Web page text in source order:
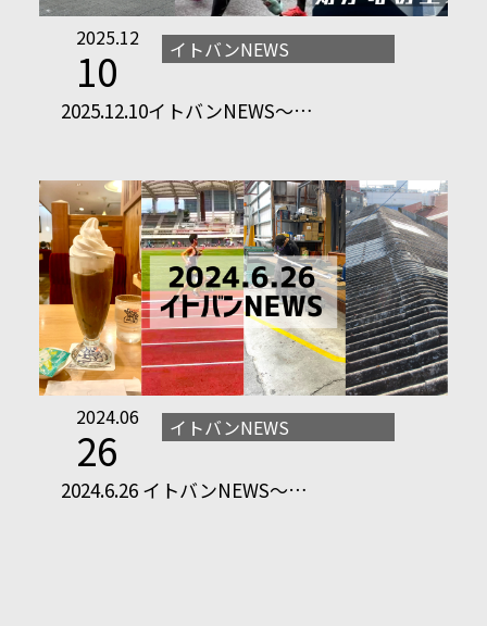
2025.12
10 イトバンNEWS
2025.12.10イトバンNEWS～…
2024.06
26 イトバンNEWS
2024.6.26 イトバンNEWS～…